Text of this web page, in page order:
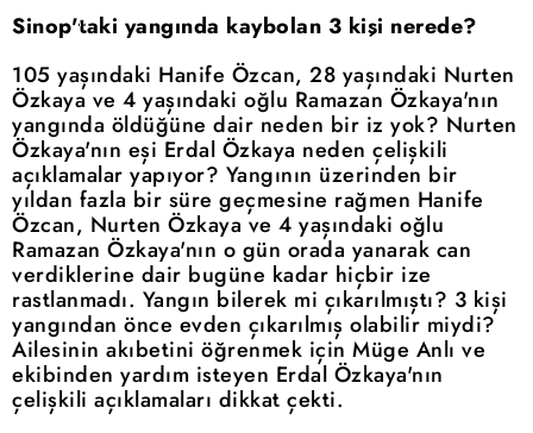
Sinop'taki yangında kaybolan 3 kişi nerede?
105 yaşındaki Hanife Özcan, 28 yaşındaki Nurten
Özkaya ve 4 yaşındaki oğlu Ramazan Özkaya'nın
yangında öldüğüne dair neden bir iz yok? Nurten
Özkaya'nın eşi Erdal Özkaya neden çelişkili
açıklamalar yapıyor? Yangının üzerinden bir
yıldan fazla bir süre geçmesine rağmen Hanife
Özcan, Nurten Özkaya ve 4 yaşındaki oğlu
Ramazan Özkaya'nın o gün orada yanarak can
verdiklerine dair bugüne kadar hiçbir ize
rastlanmadı. Yangın bilerek mi çıkarılmıştı? 3 kişi
yangından önce evden çıkarılmış olabilir miydi?
Ailesinin akıbetini öğrenmek için Müge Anlı ve
ekibinden yardım isteyen Erdal Özkaya'nın
çelişkili açıklamaları dikkat çekti.